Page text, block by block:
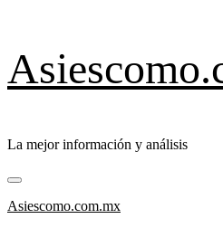
al
contenido
La mejor información y análisis
Menú
primario
Asiescomo.com.mx